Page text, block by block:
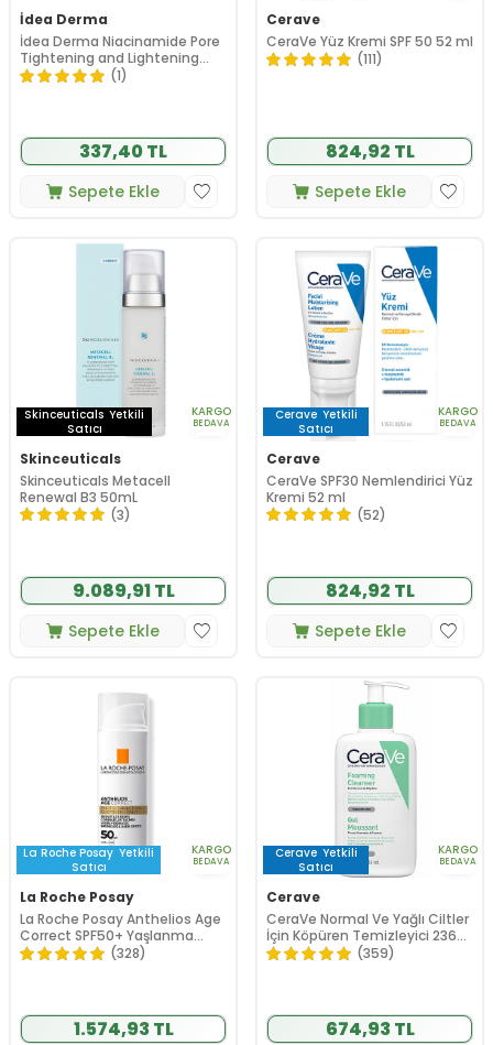
İdea Derma
İdea Derma Niacinamide Pore
Tightening and Lightening
Serum 30 ml (1)
337,40 TL
Sepete Ekle
Cerave
CeraVe Yüz Kremi SPF 50 52 ml
(111)
824,92 TL
Sepete Ekle
Skinceuticals Yetkili
Satıcı
KARGO
BEDAVA
Skinceuticals
Skinceuticals Metacell
Renewal B3 50mL
(3)
9.089,91 TL
Sepete Ekle
Cerave Yetkili
Satıcı
KARGO
BEDAVA
Cerave
CeraVe SPF30 Nemlendirici Yüz
Kremi 52 ml
(52)
824,92 TL
Sepete Ekle
La Roche Posay Yetkili
Satıcı
KARGO
BEDAVA
La Roche Posay
La Roche Posay Anthelios Age
Correct SPF50+ Yaşlanma
Karşıtı Yüz Güneş Kremi 50 ml
(328)
1.574,93 TL
Cerave Yetkili
Satıcı
KARGO
BEDAVA
Cerave
CeraVe Normal Ve Yağlı Ciltler
İçin Köpüren Temizleyici 236
ml
(359)
674,93 TL